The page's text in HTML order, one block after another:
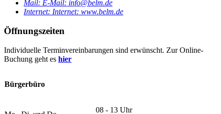
Mail: E-Mail: info@belm.de
Internet: Internet: www.belm.de
Öffnungszeiten
Individuelle Terminvereinbarungen sind erwünscht. Zur Online-
Buchung geht es hier
Bürgerbüro
08 - 13 Uhr